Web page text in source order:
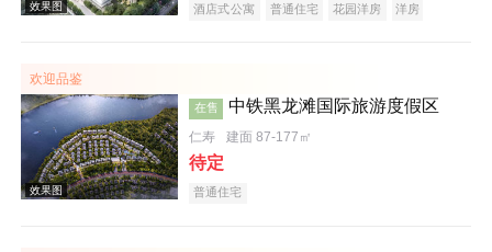
效果图
酒店式公寓 普通住宅 花园洋房
洋房
欢迎品鉴
在售 中铁黑龙滩国际旅游度假区
仁寿 建面 87-177㎡
待定
普通住宅